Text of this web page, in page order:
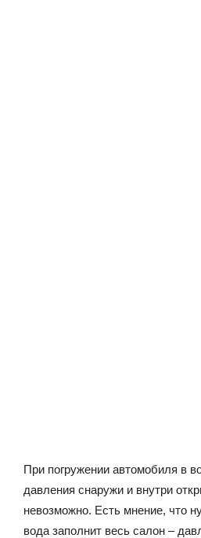
При погружении автомобиля в
давления снаружи и внутри
невозможно. Есть мнение, что
вода заполнит весь салон –